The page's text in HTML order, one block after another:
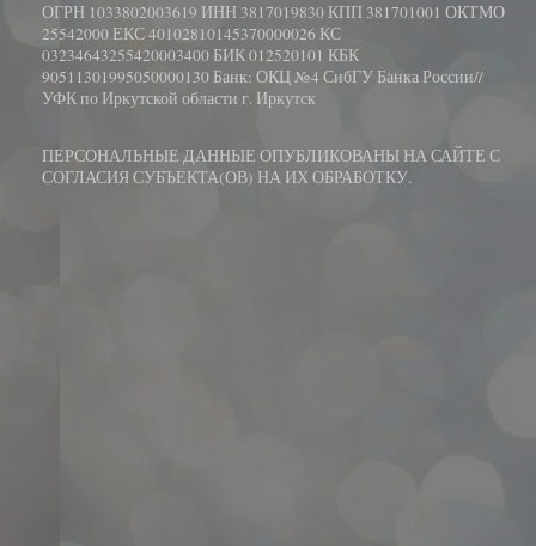
ОГРН 1033802003619 ИНН 3817019830 КПП 381701001 ОКТМО
25542000 ЕКС 40102810145370000026 КС
03234643255420003400 БИК 012520101 КБК
90511301995050000130 Банк: ОКЦ №4 СибГУ Банка России//
УФК по Иркутской области г. Иркутск
ПЕРСОНАЛЬНЫЕ ДАННЫЕ ОПУБЛИКОВАНЫ НА САЙТЕ С
СОГЛАСИЯ СУБЪЕКТА(ОВ) НА ИХ ОБРАБОТКУ.